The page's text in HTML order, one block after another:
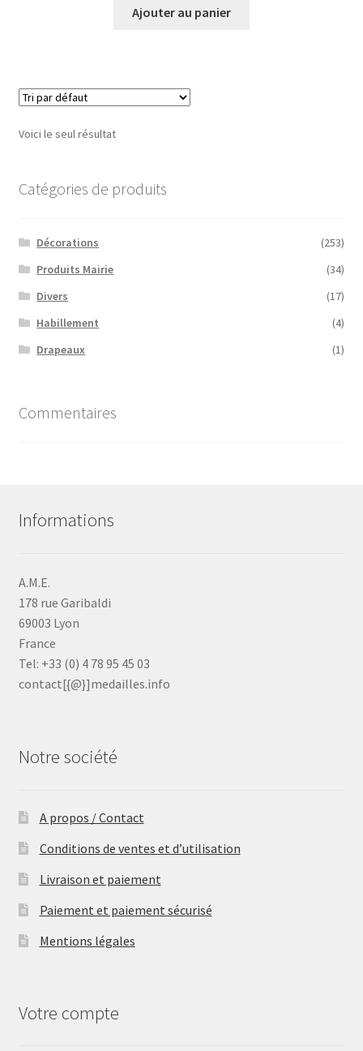
Ajouter au panier
Voici le seul résultat
Catégories de produits
Décorations
(253)
Produits Mairie
(34)
Divers
(17)
Habillement
(4)
Drapeaux
(1)
Commentaires
Informations
A.M.E.
178 rue Garibaldi
69003 Lyon
France
Tel: +33 (0) 4 78 95 45 03
contact[{@}]medailles.info
Notre société
A propos / Contact
Conditions de ventes et d’utilisation
Livraison et paiement
Paiement et paiement sécurisé
Mentions légales
Votre compte